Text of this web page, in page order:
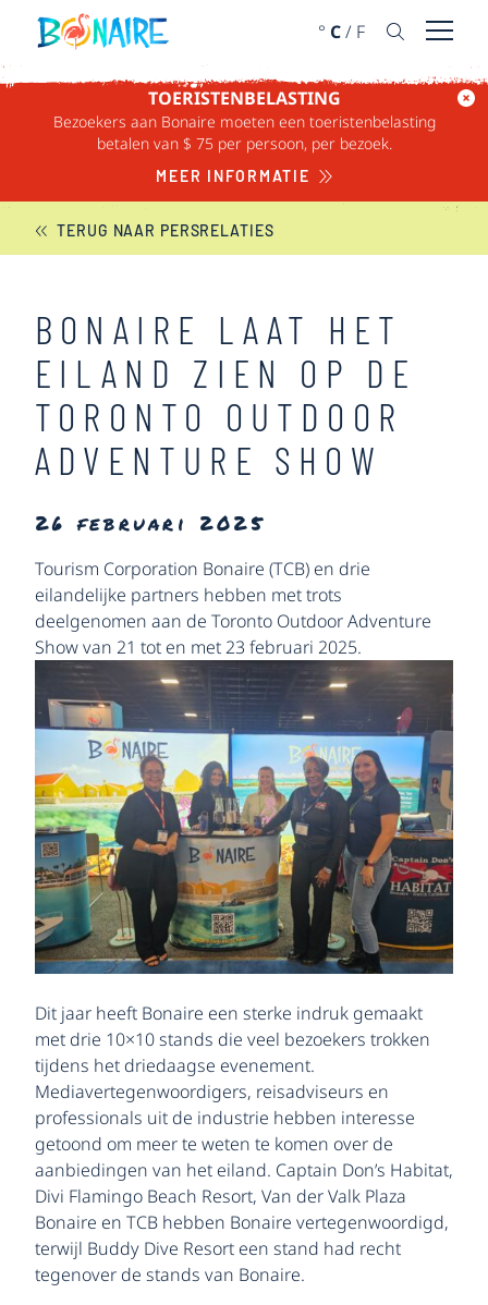
DOORGAAN NAAR ARTIKEL
° C/ F Menu
TOERISTENBELASTING
Bezoekers aan Bonaire moeten een toeristenbelasting
betalen van $ 75 per persoon, per bezoek.
MEER INFORMATIE
BONAIRE NIEUWS
TERUG NAAR PERSRELATIES
BONAIRE LAAT HET
EILAND ZIEN OP DE
TORONTO OUTDOOR
ADVENTURE SHOW
26 februari 2025
Tourism Corporation Bonaire (TCB) en drie
eilandelijke partners hebben met trots
deelgenomen aan de Toronto Outdoor Adventure
Show van 21 tot en met 23 februari 2025.
Dit jaar heeft Bonaire een sterke indruk gemaakt
met drie 10×10 stands die veel bezoekers trokken
tijdens het driedaagse evenement.
Mediavertegenwoordigers, reisadviseurs en
professionals uit de industrie hebben interesse
getoond om meer te weten te komen over de
aanbiedingen van het eiland. Captain Don’s Habitat,
Divi Flamingo Beach Resort, Van der Valk Plaza
Bonaire en TCB hebben Bonaire vertegenwoordigd,
terwijl Buddy Dive Resort een stand had recht
tegenover de stands van Bonaire.